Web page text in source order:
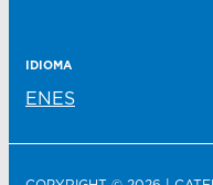
IDIOMA
EN ES